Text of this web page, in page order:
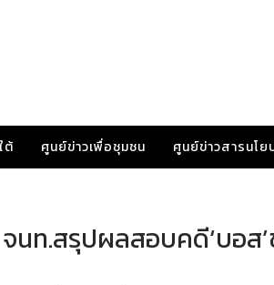
ต้ ศูนย์ข่าวเพื่อชุมชน ศูนย์ข่าวสารนโ
นท.สรุปผลสอบคดี‘บอส